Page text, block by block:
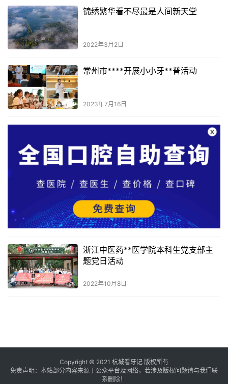
锦绣繁华看不尽最是人间新天堂
2022年3月2日
常州市****开展小小牙**普活动
2023年7月16日
浙江中医药**医学院本科生党支部主
题党日活动
2022年10月8日
Copyright © 2021 杭城看牙记 版权所有
免责声明：本站部分内容来源于公众平台及网络，若涉及版权问题请与我们联
系删除！